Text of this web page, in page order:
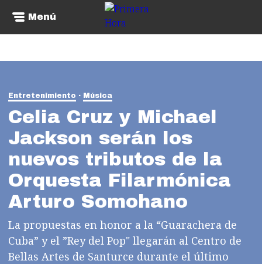
Menú
Entretenimiento Música
Celia Cruz y Michael
Jackson serán los
nuevos tributos de la
Orquesta Filarmónica
Arturo Somohano
La propuestas en honor a la “Guarachera de
Cuba” y el ”Rey del Pop" llegarán al Centro de
Bellas Artes de Santurce durante el último